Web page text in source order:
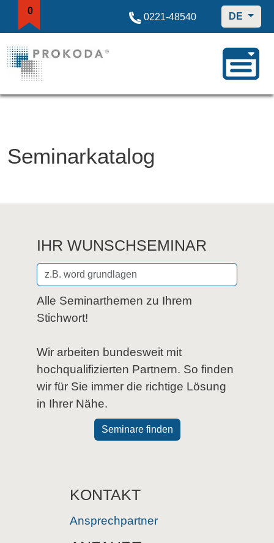
0
0221-48540 DE
Seminarkatalog
IHR WUNSCHSEMINAR
Alle Seminarthemen zu Ihrem
Stichwort!
Wir arbeiten bundesweit mit
hochqualifizierten Partnern. So finden
wir für Sie immer die richtige Lösung
in Ihrer Nähe.
Seminare finden
KONTAKT
Ansprechpartner